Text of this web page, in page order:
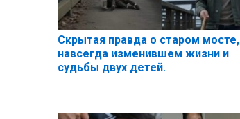
Скрытая правда о старом мосте,
навсегда изменившем жизни и
судьбы двух детей.